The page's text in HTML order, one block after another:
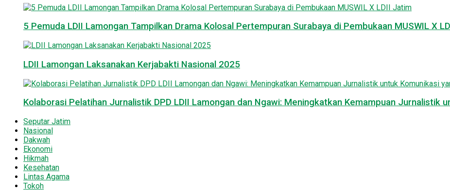
5 Pemuda LDII Lamongan Tampilkan Drama Kolosal Pertempuran Surabaya di Pembukaan MUSWIL X
LDII Lamongan Laksanakan Kerjabakti Nasional 2025
Kolaborasi Pelatihan Jurnalistik DPD LDII Lamongan dan Ngawi: Meningkatkan Kemampuan Jurnalistik
Seputar Jatim
Nasional
Dakwah
Ekonomi
Hikmah
Kesehatan
Lintas Agama
Tokoh